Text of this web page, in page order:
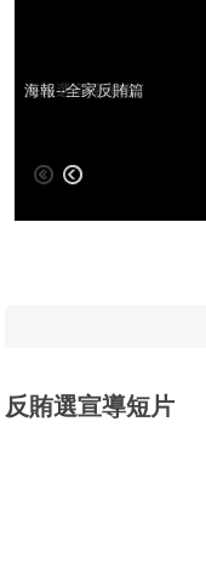
反賄選宣導海報
海報--全家反賄篇
反賄選宣導短片